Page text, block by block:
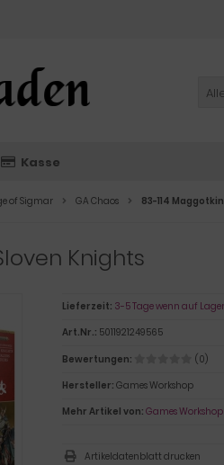
Kasse
of Sigmar GA Chaos 83-114
Knights
Lieferzeit: 3-5 Tage wenn auf Lager
Art.Nr.: 5011921249565
Bewertungen:
(0)
Hersteller: Games Workshop
Mehr Artikel von: Games Workshop
Artikeldatenblatt drucken